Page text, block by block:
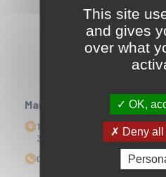
Mairie
1 Esplanade Edmond Doré
33164 La Teste-de-Buch
05 56 22 35 00
This site
and gives
over what
OK,
Deny